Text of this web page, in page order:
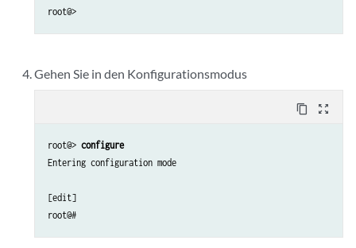
Gehen Sie in den Konfigurationsmodus
content_copy zoom_out_map
root@> configure
Entering configuration mode
[edit]